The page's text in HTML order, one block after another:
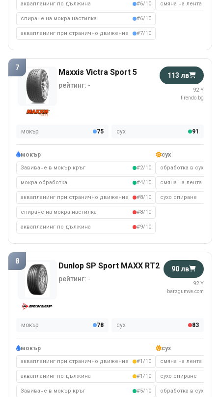
аквапланинг по дължина #6/10
спиране на мокра настилка #6/10
аквапланинг при странично движение #7/10
смяна на лента на
7 Maxxis Victra Sport 5
рейтинг: -
113 лв
92 Y
tirendo.bg
мокър 75 сух 91
мокър
Завиване в мокър кръг #2/10
мокра обработка #4/10
аквапланинг при странично движение #8/10
спиране на мокра настилка #8/10
аквапланинг по дължина #9/10
сух
обработка в сухо
смяна на лента на
сухо спиране
8 Dunlop SP Sport MAXX RT2
рейтинг: -
90 лв
92 Y
barzgumve.com
мокър 78 сух 83
мокър
аквапланинг при странично движение #1/10
аквапланинг по дължина #1/10
Завиване в мокър кръг #5/10
сух
смяна на лента на
сухо спиране
обработка в сухо